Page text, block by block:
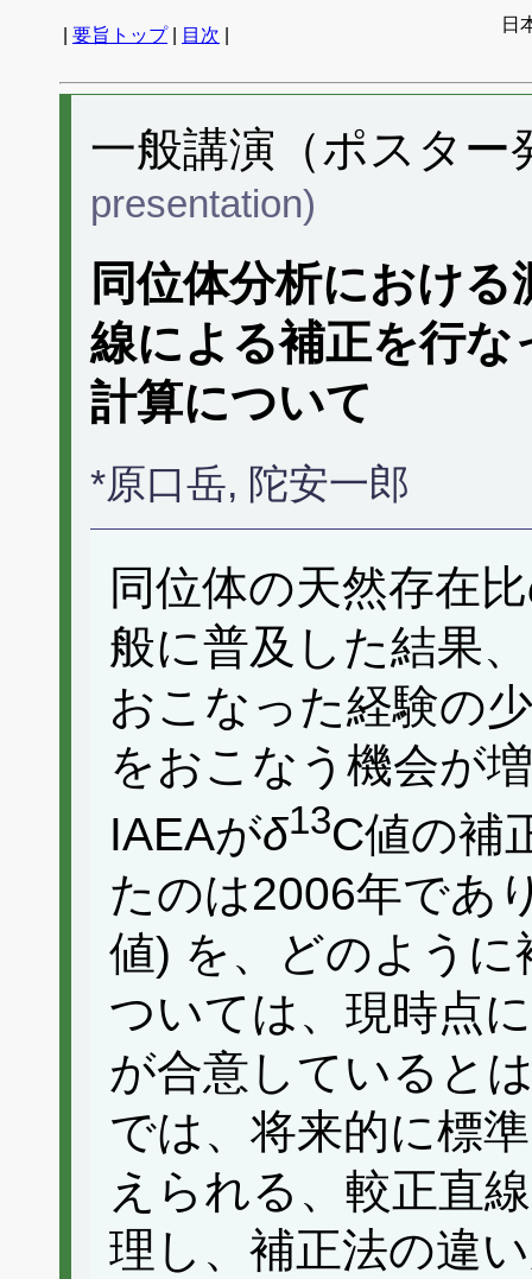
要旨トップ| 目次
日
一般講演（ポスター
presentation)
同位体分析におけ
線による補正を行な
計算について
*原口岳, 陀安一郎
同位体の天然存在
般に普及した結果
おこなった経験の
をおこなう機会が
IAEAがδ13C値の補
たのは2006年であ
値) を、どのよう
ついては、現時点
が合意していると
では、将来的に標
えられる、較正直
理し、補正法の違